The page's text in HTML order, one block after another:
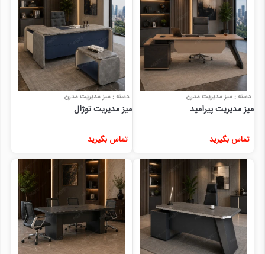
دسته : میز مدیریت مدرن
میز مدیریت پیرامید
تماس بگیرید
دسته : میز مدیریت مدرن
میز مدیریت توژال
تماس بگیرید